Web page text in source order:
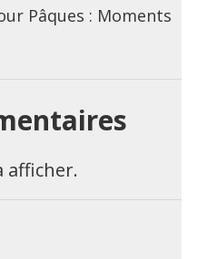
Pâques : Moments
afficher.